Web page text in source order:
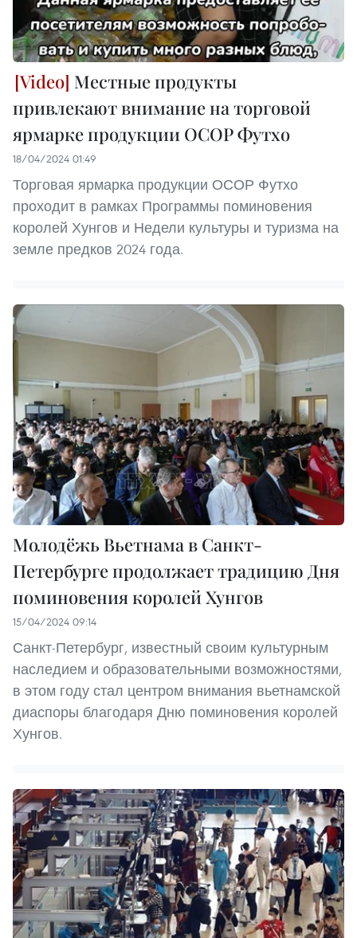
Местные продукты
привлекают внимание на торговой
ярмарке продукции ОСОР Футхо
18/04/2024 01:49
Торговая ярмарка продукции ОСОР Футхо
проходит в рамках Программы поминовения
королей Хунгов и Недели культуры и туризма на
земле предков 2024 года.
Молодёжь Вьетнама в Санкт-
Петербурге продолжает традицию Дня
поминовения королей Хунгов
15/04/2024 09:14
Санкт-Петербург, известный своим культурным
наследием и образовательными возможностями,
в этом году стал центром внимания вьетнамской
диаспоры благодаря Дню поминовения королей
Хунгов.